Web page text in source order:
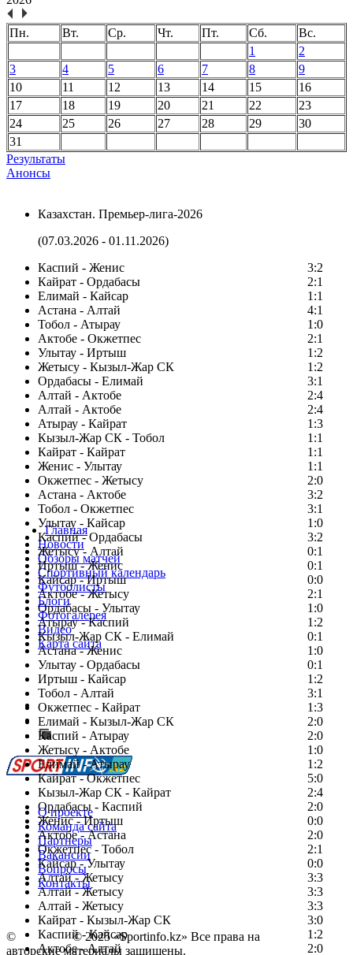
Пн. Вт. Ср. Чт. Пт. Сб.
Вс.
1
2
3
4 5 6 7 8
9
10
11 12 13 14 15
16
17
18 19 20 21 22
23
24
25 26 27 28 29
30
31
Результаты
Анонсы
Казахстан. Премьер-лига-2026
(07.03.2026 - 01.11.2026)
Каспий - Женис
3:2
Кайрат - Ордабасы
2:1
Елимай - Кайсар
1:1
Астана - Алтай
4:1
Тобол - Атырау
1:0
Актобе - Окжетпес
2:1
Улытау - Иртыш
1:2
Жетысу - Кызыл-Жар СК
1:2
Ордабасы - Елимай
3:1
Алтай - Актобе
2:4
Алтай - Актобе
2:4
Атырау - Кайрат
1:3
Кызыл-Жар СК - Тобол
1:1
Кайрат - Кайрат
1:1
Женис - Улытау
1:1
Окжетпес - Жетысу
2:0
Астана - Актобе
3:2
Тобол - Окжетпес
3:1
Улытау - Кайсар
1:0
Каспий - Ордабасы
3:2
Жетысу - Алтай
0:1
Иртыш - Женис
0:1
Кайсар - Иртыш
0:0
Актобе - Жетысу
2:1
Ордабасы - Улытау
1:0
Атырау - Каспий
1:2
Кызыл-Жар СК - Елимай
0:1
Астана - Женис
1:0
Улытау - Ордабасы
0:1
Иртыш - Кайсар
1:2
Тобол - Алтай
3:1
Окжетпес - Кайрат
1:3
Елимай - Кызыл-Жар СК
2:0
Каспий - Атырау
2:0
Жетысу - Актобе
1:0
Елимай - Атырау
1:2
Кайрат - Окжетпес
5:0
Кызыл-Жар СК - Кайрат
2:4
Ордабасы - Каспий
2:0
Женис - Иртыш
0:0
Актобе - Астана
2:0
Окжетпес - Тобол
2:1
Кайсар - Улытау
0:0
Алтай - Жетысу
3:3
Алтай - Жетысу
3:3
Алтай - Жетысу
3:3
Кайрат - Кызыл-Жар СК
3:0
Каспий - Кайсар
1:2
Актобе - Алтай
2:0
Главная
Новости
Обзоры матчей
Спортивный календарь
Футболисты
Блоги
Фотогалерея
Видео
Карта сайта
Есть идея?
Сообщить о мероприятии
Перейти на старый сайт
О проекте
Команда сайта
Партнеры
Вакансии
Вопросы
Контакты
© Copyright© 2025 «Sportinfo.kz» Все права на
авторские материалы защищены.